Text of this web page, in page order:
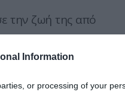
Information
or processing of your
την ζωή της από
KLM, η οποία από το